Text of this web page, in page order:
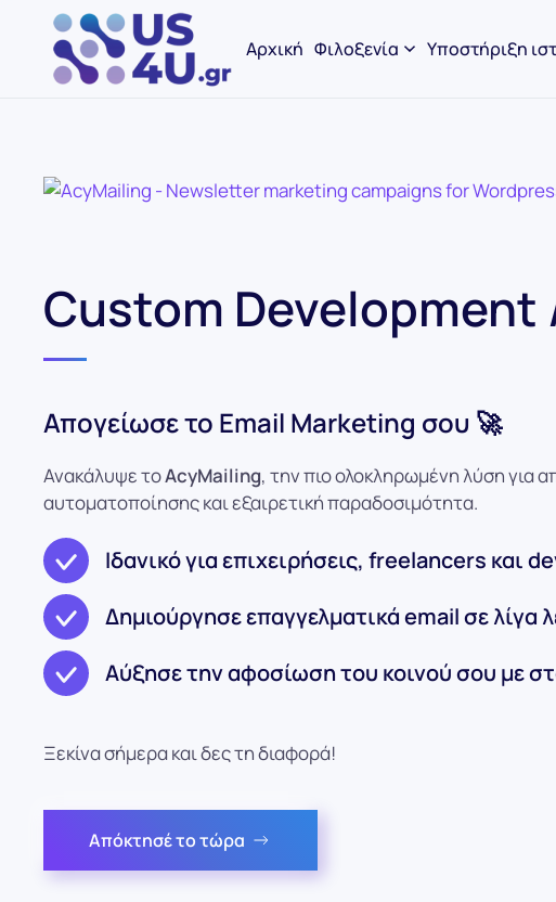
Αρχική Φιλοξενία Υποστήριξη
Custom Development
Απογείωσε το Email Marketing σου 🚀
Ανακάλυψε τοAcyMailing, την πιο ολοκληρωμένη λύση για
αυτοματοποίησης και εξαιρετική παραδοσιμότητα.
Ιδανικό για επιχειρήσεις, freelancers και
Δημιούργησε επαγγελματικά email σε λίγα
Αύξησε την αφοσίωση του κοινού σου με
Ξεκίνα σήμερα και δες τη διαφορά!
Απόκτησέ το τώρα